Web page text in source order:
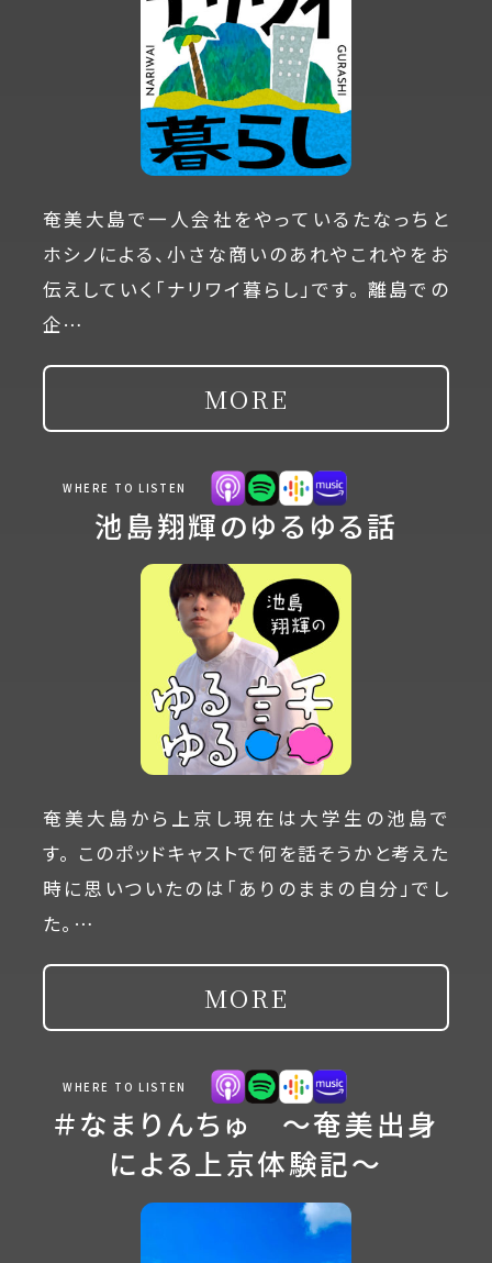
奄美大島で一人会社をやっているたなっちと
ホシノによる、小さな商いのあれやこれやをお
伝えしていく「ナリワイ暮らし」です。 離島での
企…
MORE
WHERE TO LISTEN
池島翔輝のゆるゆる話
奄美大島から上京し現在は大学生の池島で
す。 このポッドキャストで何を話そうかと考えた
時に思いついたのは「ありのままの自分」でし
た。…
MORE
WHERE TO LISTEN
＃なまりんちゅ 〜奄美出身
による上京体験記〜